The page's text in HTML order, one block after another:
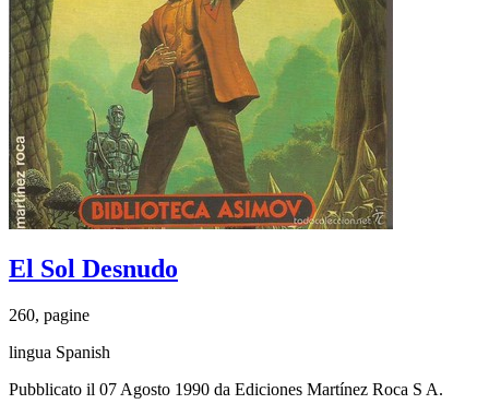
El Sol Desnudo
260, pagine
lingua Spanish
Pubblicato il 07 Agosto 1990 da Ediciones Martínez Roca S A.